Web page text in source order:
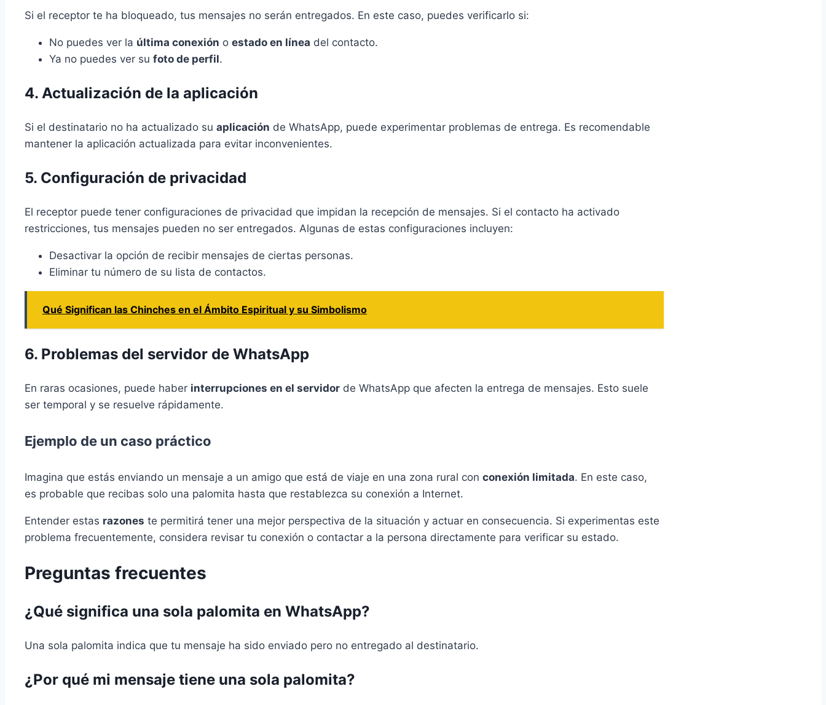
Si el receptor te ha bloqueado, tus mensajes no serán entregados. En este caso, puedes verificarlo si:
No puedes ver la última conexión o estado en línea del contacto.
Ya no puedes ver su foto de perfil.
4. Actualización de la aplicación
Si el destinatario no ha actualizado su aplicación de WhatsApp, puede experimentar problemas de entrega. Es recomendable
mantener la aplicación actualizada para evitar inconvenientes.
5. Configuración de privacidad
El receptor puede tener configuraciones de privacidad que impidan la recepción de mensajes. Si el contacto ha activado
restricciones, tus mensajes pueden no ser entregados. Algunas de estas configuraciones incluyen:
Desactivar la opción de recibir mensajes de ciertas personas.
Eliminar tu número de su lista de contactos.
Qué Significan las Chinches en el Ámbito Espiritual y su Simbolismo
6. Problemas del servidor de WhatsApp
En raras ocasiones, puede haber interrupciones en el servidor de WhatsApp que afecten la entrega de mensajes. Esto suele
ser temporal y se resuelve rápidamente.
Ejemplo de un caso práctico
Imagina que estás enviando un mensaje a un amigo que está de viaje en una zona rural con conexión limitada. En este caso,
es probable que recibas solo una palomita hasta que restablezca su conexión a Internet.
Entender estas razones te permitirá tener una mejor perspectiva de la situación y actuar en consecuencia. Si experimentas este
problema frecuentemente, considera revisar tu conexión o contactar a la persona directamente para verificar su estado.
Preguntas frecuentes
¿Qué significa una sola palomita en WhatsApp?
Una sola palomita indica que tu mensaje ha sido enviado pero no entregado al destinatario.
¿Por qué mi mensaje tiene una sola palomita?